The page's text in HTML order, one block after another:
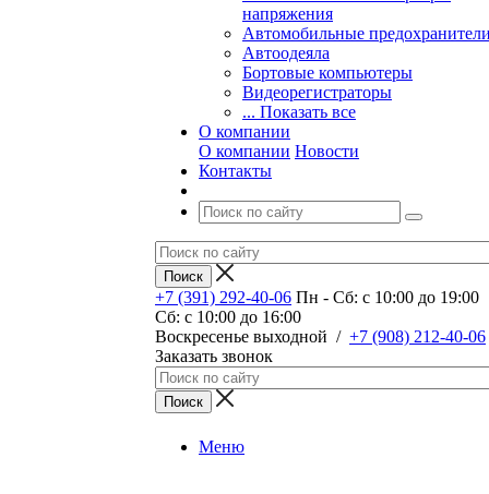
напряжения
Автомобильные
Автоодеяла
Бортовые компьютеры
Видеорегистраторы
... Показать все
О компании
О компании Новости
Контакты
+7 (391) 292-40-06 Пн - Сб: c 10:00 до 19:00
Сб: c 10:00 до 16:00
​Воскресенье выходной / +7 (908) 212-40-06
Заказать звонок
Меню